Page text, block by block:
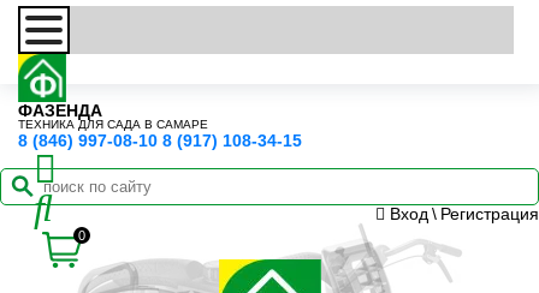
ФАЗЕНДА
ТЕХНИКА ДЛЯ САДА В САМАРЕ
8 (846) 997-08-10 8 (917) 108-34-15
0
Вход \ Регистрация